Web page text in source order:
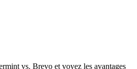
vs. Brevo et voyez les avantages